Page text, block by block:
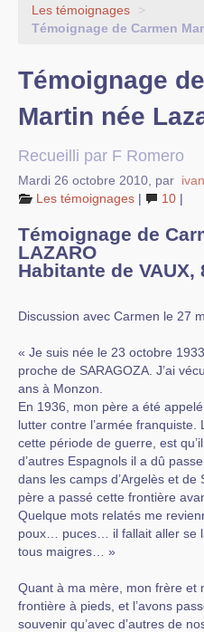
L’association
Nos rendez-vous
Bibliographie
Nous contacter
Les témoignages
>
Témoignage de Carmen
Témoignage
Martin née
Recueilli par F Romero
Mardi 26 octobre 2010 par ivan
Les témoignages | 10 |
Témoignage de
LAZARO
Habitante de VAUX,
Discussion avec Carmen le 27
« Je suis née le 23 octobre
proche de SARAGOZA. J’ai
ans à Monzon.
En 1936, mon père a été
lutter contre l’armée
cette période de guerre, est
d’autres Espagnols il a dû
dans les camps d’Argelès et
père a passé cette frontière
Quelque mots relatés me
poux… puces… il fallait aller se
tous maigres… »
Quant à ma mère, mon frère et
frontière à pieds, et l’avons
souvenir qu’avec d’autres de